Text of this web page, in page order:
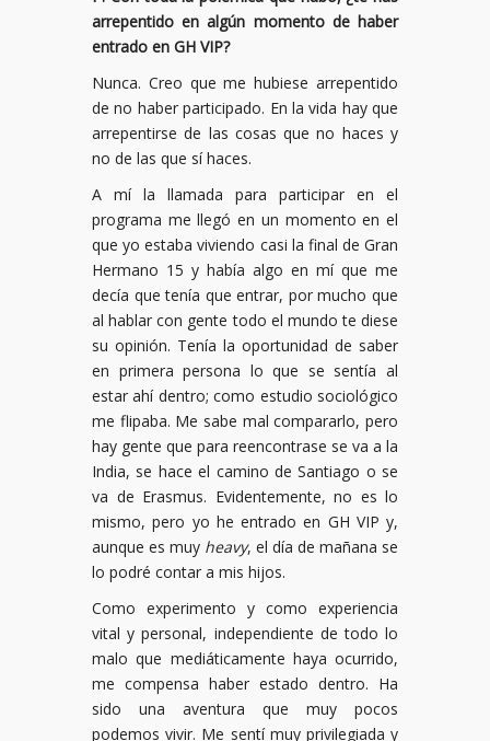
arrepentido en algún momento de haber
entrado en GH VIP?
Nunca. Creo que me hubiese arrepentido
de no haber participado. En la vida hay que
arrepentirse de las cosas que no haces y
no de las que sí haces.
A mí la llamada para participar en el
programa me llegó en un momento en el
que yo estaba viviendo casi la final de Gran
Hermano 15 y había algo en mí que me
decía que tenía que entrar, por mucho que
al hablar con gente todo el mundo te diese
su opinión. Tenía la oportunidad de saber
en primera persona lo que se sentía al
estar ahí dentro; como estudio sociológico
me flipaba. Me sabe mal compararlo, pero
hay gente que para reencontrase se va a la
India, se hace el camino de Santiago o se
va de Erasmus. Evidentemente, no es lo
mismo, pero yo he entrado en GH VIP y,
aunque es muy heavy, el día de mañana se
lo podré contar a mis hijos.
Como experimento y como experiencia
vital y personal, independiente de todo lo
malo que mediáticamente haya ocurrido,
me compensa haber estado dentro. Ha
sido una aventura que muy pocos
podemos vivir. Me sentí muy privilegiada y